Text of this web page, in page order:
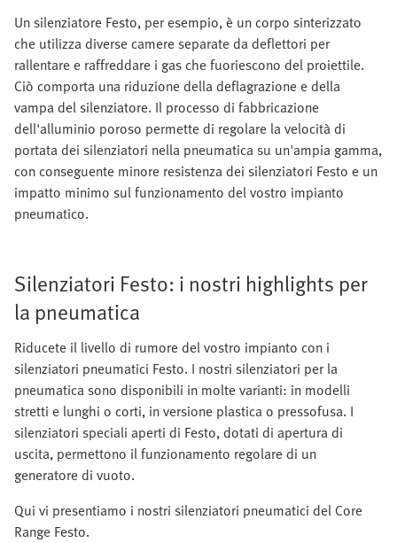
Un silenziatore Festo, per esempio, è un corpo sinterizzato
che utilizza diverse camere separate da deflettori per
rallentare e raffreddare i gas che fuoriescono del proiettile.
Ciò comporta una riduzione della deflagrazione e della
vampa del silenziatore. Il processo di fabbricazione
dell'alluminio poroso permette di regolare la velocità di
portata dei silenziatori nella pneumatica su un'ampia gamma,
con conseguente minore resistenza dei silenziatori Festo e un
impatto minimo sul funzionamento del vostro impianto
pneumatico.
Silenziatori Festo: i nostri highlights per
la pneumatica
Riducete il livello di rumore del vostro impianto con i
silenziatori pneumatici Festo. I nostri silenziatori per la
pneumatica sono disponibili in molte varianti: in modelli
stretti e lunghi o corti, in versione plastica o pressofusa. I
silenziatori speciali aperti di Festo, dotati di apertura di
uscita, permettono il funzionamento regolare di un
generatore di vuoto.
Qui vi presentiamo i nostri silenziatori pneumatici del Core
Range Festo.